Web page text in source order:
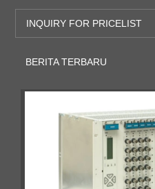
INQUIRY FOR PRICELIST
BERITA TERBARU